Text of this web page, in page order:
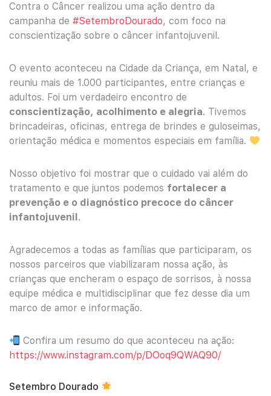
Contra o Câncer realizou uma ação dentro da
campanha de #SetembroDourado, com foco na
conscientização sobre o câncer infantojuvenil.
O evento aconteceu na Cidade da Criança, em Natal, e
reuniu mais de 1.000 participantes, entre crianças e
adultos. Foi um verdadeiro encontro de
conscientização, acolhimento e alegria. Tivemos
brincadeiras, oficinas, entrega de brindes e guloseimas,
orientação médica e momentos especiais em família.
Nosso objetivo foi mostrar que o cuidado vai além do
tratamento e que juntos podemos fortalecer a
prevenção e o diagnóstico precoce do câncer
infantojuvenil.
Agradecemos a todas as famílias que participaram, os
nossos parceiros que viabilizaram nossa ação, às
crianças que encheram o espaço de sorrisos, à nossa
equipe médica e multidisciplinar que fez desse dia um
marco de amor e informação.
Confira um resumo do que aconteceu na ação:
https://www.instagram.com/p/DOoq9QWAQ90/
Setembro Dourado